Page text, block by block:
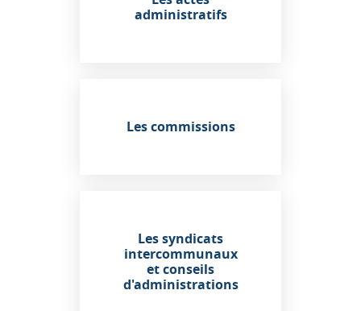
administratifs
Les commissions
Les syndicats
intercommunaux
et conseils
d'administrations